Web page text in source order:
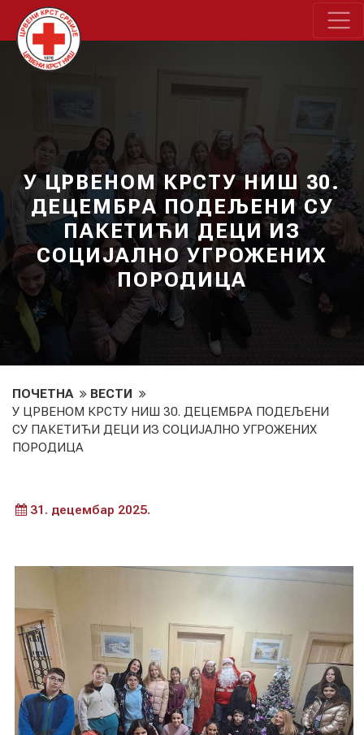
У ЦРВЕНОМ КРСТУ НИШ 30.
ДЕЦЕМБРА ПОДЕЉЕНИ СУ
ПАКЕТИЋИ ДЕЦИ ИЗ
СОЦИЈАЛНО УГРОЖЕНИХ
ПОРОДИЦА
ПОЧЕТНА
ВЕСТИ
У ЦРВЕНОМ КРСТУ НИШ 30. ДЕЦЕМБРА ПОДЕЉЕНИ
СУ ПАКЕТИЋИ ДЕЦИ ИЗ СОЦИЈАЛНО УГРОЖЕНИХ
ПОРОДИЦА
31. децембар 2025.